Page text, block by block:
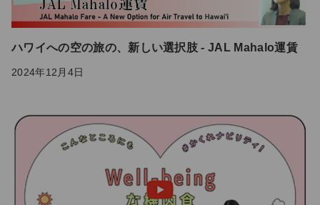
ハワイへの空の旅の、新しい選択肢 - JAL Mahalo運賃
2024年12月4日